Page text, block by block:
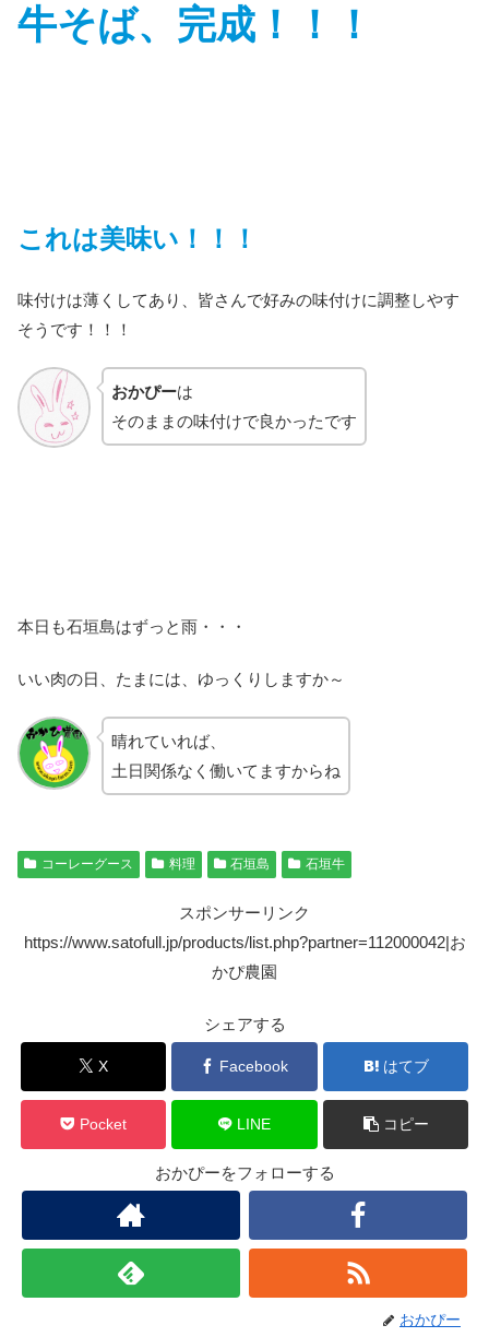
牛そば、完成！！！
これは美味い！！！
味付けは薄くしてあり、皆さんで好みの味付けに調整しやす
そうです！！！
おかぴーは
そのままの味付けで良かったです
本日も石垣島はずっと雨・・・
いい肉の日、たまには、ゆっくりしますか～
晴れていれば、
土日関係なく働いてますからね
コーレーグース 料理 石垣島 石垣牛
スポンサーリンク
https://www.satofull.jp/products/list.php?partner=112000042|お
かぴ農園
シェアする
X Facebook はてブ
Pocket LINE コピー
おかぴーをフォローする
おかぴー